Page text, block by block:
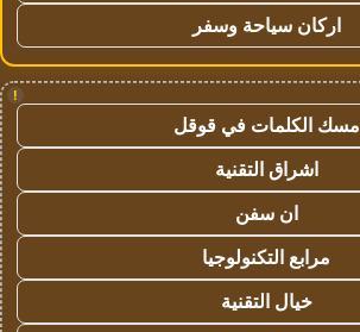
اركان سياحة وسفر
!
مسك الكلمات في قوقل
اشراق التقنية
ان سفن
مرابع التكنولوجيا
خيال التقنية